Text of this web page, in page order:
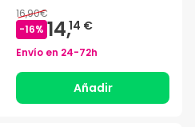
16,90€
-16% 14,14 €
Envío en 24-72h
Añadir